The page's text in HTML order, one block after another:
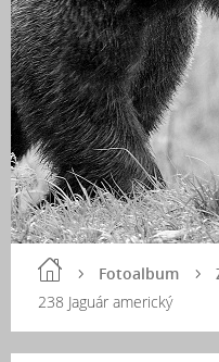
Fotoalbum
238 Jaguár americký